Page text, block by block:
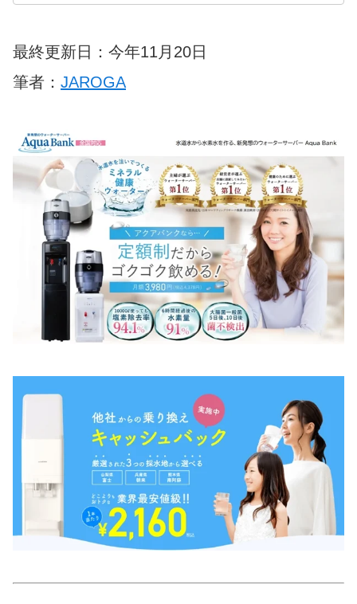
最終更新日：今年11月20日
筆者： JAROGA